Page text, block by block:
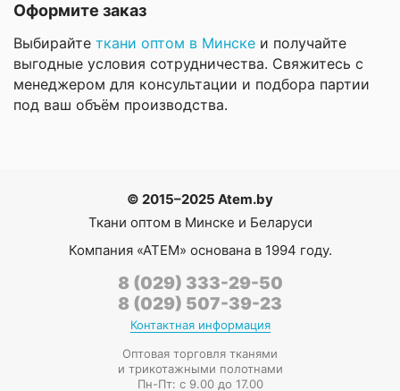
Оформите заказ
Выбирайте ткани оптом в Минске и получайте
выгодные условия сотрудничества. Свяжитесь с
менеджером для консультации и подбора партии
под ваш объём производства.
© 2015–2025 Atem.by
Ткани оптом в Минске и Беларуси
Компания «АТЕМ» основана в 1994 году.
8 (029) 333-29-50
8 (029) 507-39-23
Контактная информация
Оптовая торговля тканями
и трикотажными полотнами
Пн-Пт: с 9.00 до 17.00